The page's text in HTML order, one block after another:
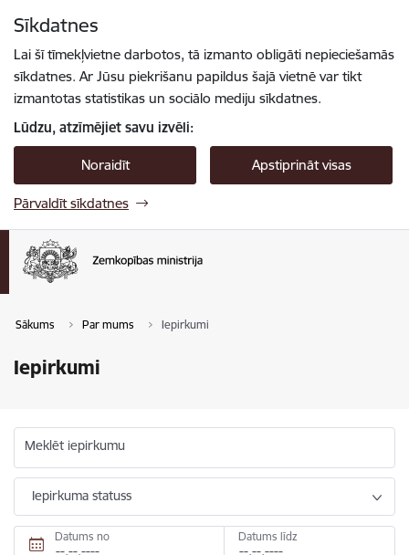
Sīkdatnes
Lai šī tīmekļvietne darbotos, tā izmanto obligāti nepieciešamās
sīkdatnes. Ar Jūsu piekrišanu papildus šajā vietnē var tikt
izmantotas statistikas un sociālo mediju sīkdatnes.
Lūdzu, atzīmējiet savu izvēli:
Noraidīt Apstiprināt visas
Pārvaldīt sīkdatnes
Sākums Par mums Iepirkumi
Iepirkumi
Meklēt iepirkumu
Iepirkuma statuss
Datums no Datums līdz